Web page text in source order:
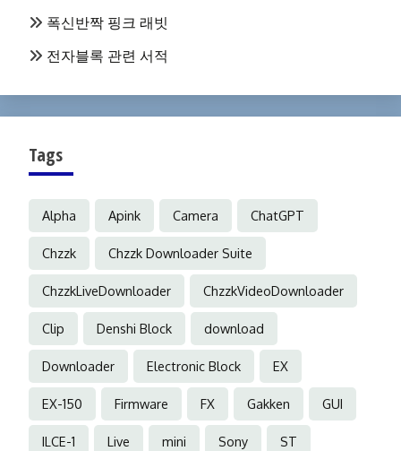
폭신반짝 핑크 래빗
전자블록 관련 서적
Tags
Alpha Apink Camera ChatGPT
Chzzk Chzzk Downloader Suite
ChzzkLiveDownloader ChzzkVideoDownloader
Clip Denshi Block download
Downloader Electronic Block EX
EX-150 Firmware FX Gakken GUI
ILCE-1 Live mini Sony ST